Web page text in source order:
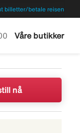
billetter/betale reisen
Våre butikker
nå